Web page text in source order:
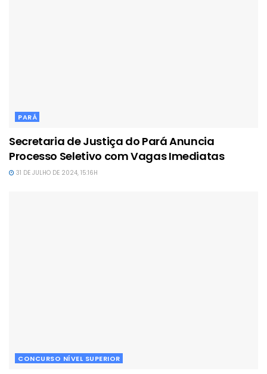
PARÁ
Secretaria de Justiça do Pará Anuncia
Processo Seletivo com Vagas Imediatas
31 DE JULHO DE 2024, 15:16H
CONCURSO NÍVEL SUPERIOR